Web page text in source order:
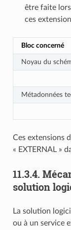
être faite
ces
Bloc concerné
Noyau du
Métadonnées
Ces extensions
« EXTERNAL »
11.3.4.
solution
La solution
ou à un service